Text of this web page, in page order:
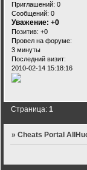
Приглашений: 0
Сообщений: 0
Уважение: +0
Позитив: +0
Провел на форуме:
3 минуты
Последний визит:
2010-02-14 15:18:16
Страница:1
»Cheats Portal